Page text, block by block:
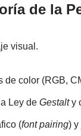
de la
visual.
de color (RGB,
Ley de Gestalty
(font pairing) y